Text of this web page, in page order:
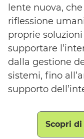
lente nuova,
riflessione
proprie
supportare
dalla gestione
sistemi, fino
supporto
Scopri